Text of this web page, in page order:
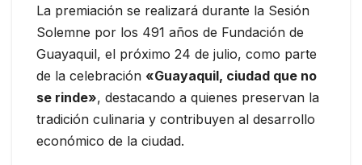
La premiación se realizará durante la Sesión
Solemne por los 491 años de Fundación de
Guayaquil, el próximo 24 de julio, como parte
de la celebración «Guayaquil, ciudad que no
se rinde», destacando a quienes preservan la
tradición culinaria y contribuyen al desarrollo
económico de la ciudad.